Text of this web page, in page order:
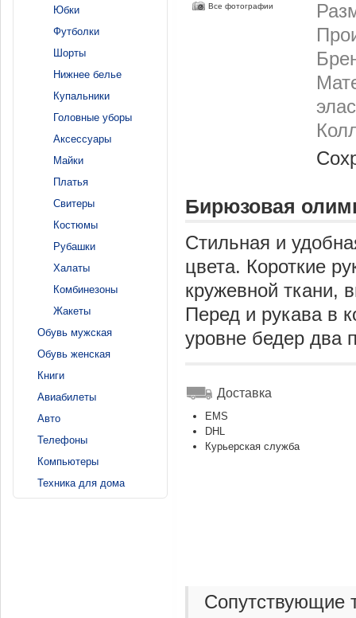
Все фотографии
Бирюзовая
Стильная и
цвета. Короткие
кружевной ткани,
Перед и рукава в
уровне бедер два
Доставка
EMS
DHL
Курьерская служба
Сопутствующие
Юбки
Футболки
Шорты
Нижнее белье
Купальники
Головные уборы
Аксессуары
Майки
Платья
Свитеры
Костюмы
Рубашки
Халаты
Комбинезоны
Жакеты
Обувь мужская
Обувь женская
Книги
Авиабилеты
Авто
Телефоны
Компьютеры
Техника для дома